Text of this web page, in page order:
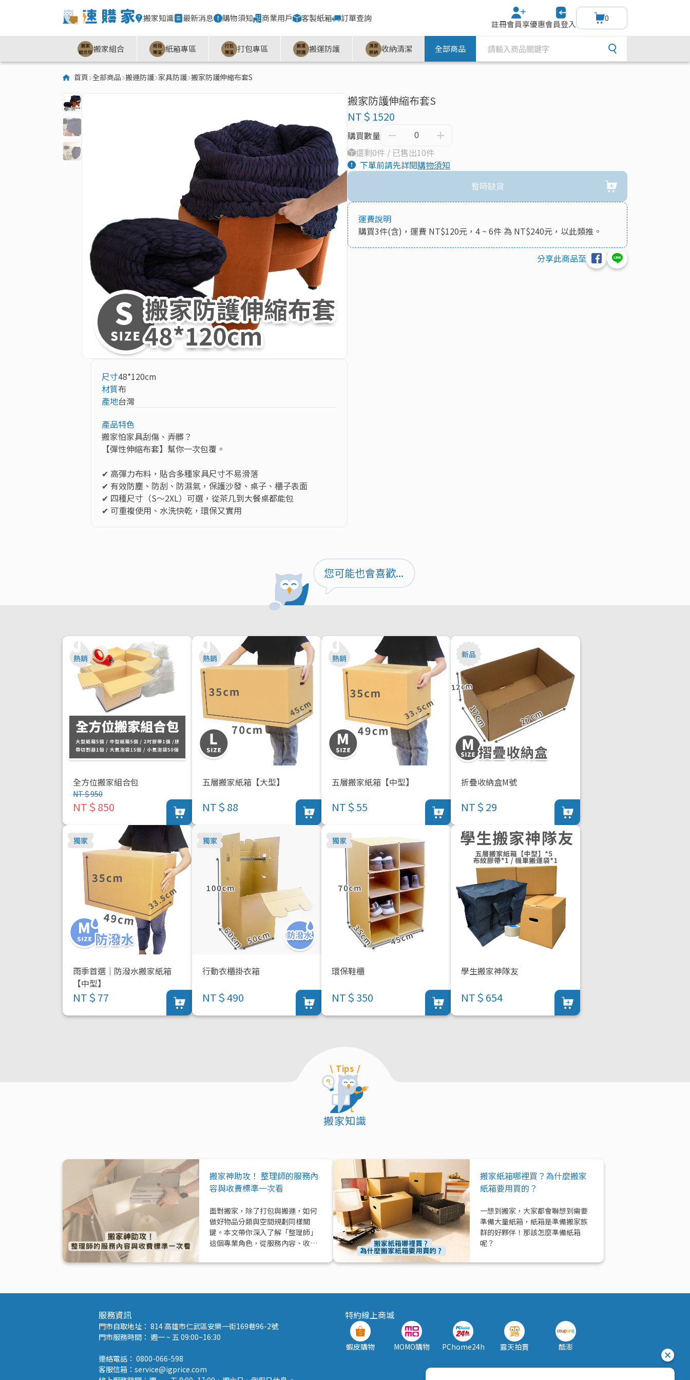
搬家知識 最新消息 購物須知 商業用戶 客製紙箱 訂單查詢
註冊會員享優惠會員登入
0
搬家組合 紙箱專區 打包專區 搬運防護 收納清潔 全部商品
首頁 全部商品 搬運防護 家具防護 搬家防護伸縮布套S
尺寸48*120cm
材質布
產地台灣
產品特色
搬家怕家具刮傷、弄髒？
【彈性伸縮布套】幫你一次包覆。
✔ 高彈力布料，貼合多種家具尺寸不易滑落
✔ 有效防塵、防刮、防濕氣，保護沙發、桌子、櫃子表面
✔ 四種尺寸（S～2XL）可選，從茶几到大餐桌都能包
✔ 可重複使用、水洗快乾，環保又實用
搬家防護伸縮布套S
NT＄1520
購買數量
還剩0件 / 已售出10件
下單前請先詳閱購物須知
暫時缺貨
運費說明
購買3件(含)，運費 NT$120元，4 ~ 6件 為 NT$240元，以此類推。
分享此商品至
您可能也會喜歡...
全方位搬家組合包
NT＄950
NT＄850
五層搬家紙箱【大型】
NT＄88
五層搬家紙箱【中型】
NT＄55
折疊收納盒M號
NT＄29
雨季首選｜防潑水搬家紙箱
【中型】
NT＄77
行動衣櫃掛衣箱
NT＄490
環保鞋櫃
NT＄350
學生搬家神隊友
NT＄654
\ Tips /
搬家知識
搬家神助攻！ 整理師的服務內
容與收費標準一次看
面對搬家，除了打包與搬運，如何
做好物品分類與空間規劃同樣關
鍵。本文帶你深入了解「整理師」
這個專業角色，從服務內容、收費
與加值效益，一次解析！
搬家紙箱哪裡買？為什麼搬家
紙箱要用買的？
一想到搬家，大家都會聯想到需要
準備大量紙箱，紙箱是準備搬家族
群的好夥伴！那該怎麼準備紙箱
呢？
服務資訊
門市自取地址： 814 高雄市仁武區安樂一街169巷96-2號
門市服務時間： 週一 ~ 五 09:00~16:30
連絡電話： 0800-066-598
客服信箱：service@igprice.com
特約線上商城
蝦皮購物 MOMO購物 PChome24h 露天拍賣 酷澎